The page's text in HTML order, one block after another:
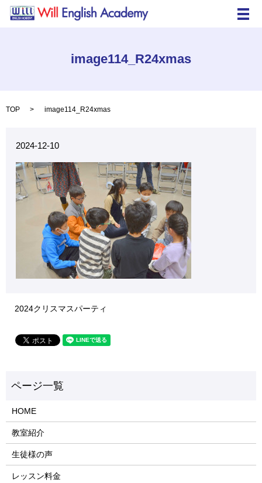
メ
image114_R24xmas
TOP image114_R24xmas
2024-12-10
2024クリスマスパーティ
HOME
教室紹介
生徒様の声
レッスン料金